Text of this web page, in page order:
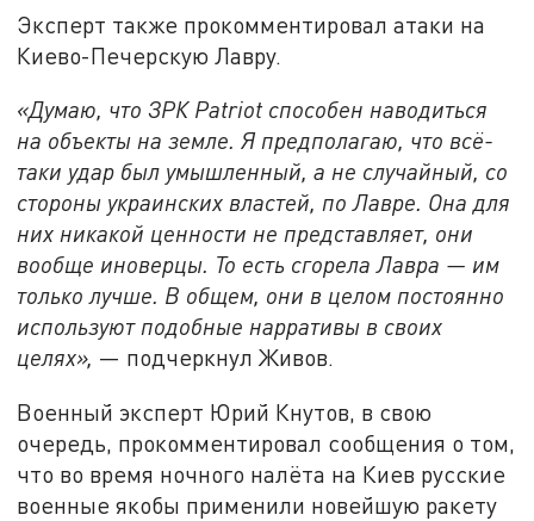
Эксперт также прокомментировал атаки на
Киево-Печерскую Лавру.
«Думаю, что ЗРК Patriot способен наводиться
на объекты на земле. Я предполагаю, что всё-
таки удар был умышленный, а не случайный, со
стороны украинских властей, по Лавре. Она для
них никакой ценности не представляет, они
вообще иноверцы. То есть сгорела Лавра — им
только лучше. В общем, они в целом постоянно
используют подобные нарративы в своих
целях», — подчеркнул Живов.
Военный эксперт Юрий Кнутов, в свою
очередь, прокомментировал сообщения о том,
что во время ночного налёта на Киев русские
военные якобы применили новейшую ракету